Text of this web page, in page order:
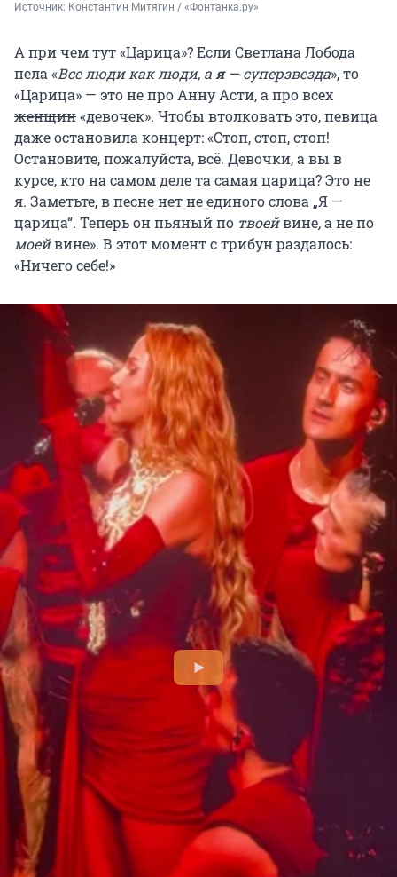
Источник: Константин Митягин / «Фонтанка.ру»
А при чем тут «Царица»? Если Светлана Лобода
пела «Все люди как люди, а я— суперзвезда», то
«Царица» — это не про Анну Асти, а про всех
женщин«девочек». Чтобы втолковать это, певица
даже остановила концерт: «Стоп, стоп, стоп!
Остановите, пожалуйста, всё. Девочки, а вы в
курсе, кто на самом деле та самая царица? Это не
я. Заметьте, в песне нет не единого слова „Я —
царица“. Теперь он пьяный по твоейвине,а не по
моейвине». В этот момент с трибун раздалось:
«Ничего себе!»